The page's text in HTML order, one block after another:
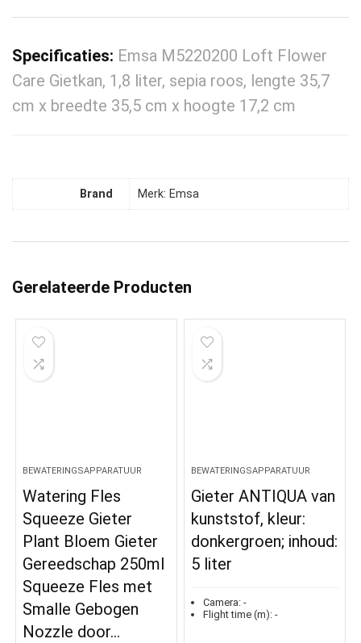
Specificaties: Emsa M5220200 Loft Flower
Care Gietkan, 1,8 liter, sepia roos, lengte 35,7
cm x breedte 35,5 cm x hoogte 17,2 cm
Brand Merk: Emsa
Gerelateerde Producten
BEWATERINGSAPPARATUUR
Watering Fles
Squeeze Gieter
Plant Bloem Gieter
Gereedschap 250ml
Squeeze Fles met
Smalle Gebogen
Nozzle door…
BEWATERINGSAPPARATUUR
Gieter ANTIQUA van
kunststof, kleur:
donkergroen; inhoud:
5 liter
Camera: -
Flight time (m): -